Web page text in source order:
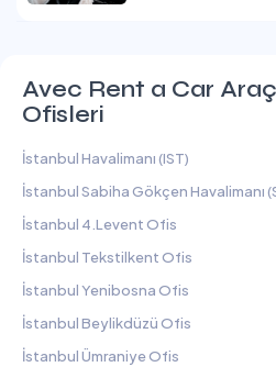
Avec Rent a Car
Ofisleri
İstanbul Havalimanı (IST)
İstanbul Sabiha Gökçen Havalimanı
İstanbul 4.Levent Ofis
İstanbul Tekstilkent Ofis
İstanbul Yenibosna Ofis
İstanbul Beylikdüzü Ofis
İstanbul Ümraniye Ofis